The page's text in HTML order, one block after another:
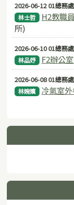
2026-06-12 01總務
林士哲 H2教職
所)
2026-06-10 01總務
林品妤 F2辦公
2026-06-08 01總務
林婉嬪 冷氣室